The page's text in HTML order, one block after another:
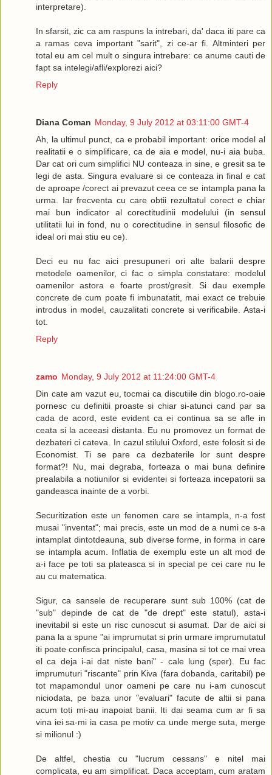
interpretare).
In sfarsit, zic ca am raspuns la intrebari, da' daca iti pare ca
a ramas ceva important "sarit", zi ce-ar fi. Altminteri per
total eu am cel mult o singura intrebare: ce anume cauti de
fapt sa intelegi/afli/explorezi aici?
Reply
Diana Coman Monday, 9 July 2012 at 03:11:00 GMT-4
Ah, la ultimul punct, ca e probabil important: orice model al
realitatii e o simplificare, ca de aia e model, nu-i aia buba.
Dar cat ori cum simplifici NU conteaza in sine, e gresit sa te
legi de asta. Singura evaluare si ce conteaza in final e cat
de aproape /corect ai prevazut ceea ce se intampla pana la
urma. Iar frecventa cu care obtii rezultatul corect e chiar
mai bun indicator al corectitudinii modelului (in sensul
utilitatii lui in fond, nu o corectitudine in sensul filosofic de
ideal ori mai stiu eu ce).
Deci eu nu fac aici presupuneri ori alte balarii despre
metodele oamenilor, ci fac o simpla constatare: modelul
oamenilor astora e foarte prost/gresit. Si dau exemple
concrete de cum poate fi imbunatatit, mai exact ce trebuie
introdus in model, cauzalitati concrete si verificabile. Asta-i
tot.
Reply
zamo Monday, 9 July 2012 at 11:24:00 GMT-4
Din cate am vazut eu, tocmai ca discutiile din blogo.ro-oaie
pornesc cu definitii proaste si chiar si-atunci cand par sa
cada de acord, este evident ca ei continua sa se afle in
ceata si la aceeasi distanta. Eu nu promovez un format de
dezbateri ci cateva. In cazul stilului Oxford, este folosit si de
Economist. Ti se pare ca dezbaterile lor sunt despre
format?! Nu, mai degraba, forteaza o mai buna definire
prealabila a notiunilor si evidentei si forteaza incepatorii sa
gandeasca inainte de a vorbi.
Securitization este un fenomen care se intampla, n-a fost
musai "inventat"; mai precis, este un mod de a numi ce s-a
intamplat dintotdeauna, sub diverse forme, in forma in care
se intampla acum. Inflatia de exemplu este un alt mod de
a-i face pe toti sa plateasca si in special pe cei care nu le
au cu matematica.
Sigur, ca sansele de recuperare sunt sub 100% (cat de
"sub" depinde de cat de "de drept" este statul), asta-i
inevitabil si este un risc cunoscut si asumat. Dar de aici si
pana la a spune "ai imprumutat si prin urmare imprumutatul
iti poate confisca principalul, casa, masina si tot ce mai vrea
el ca deja i-ai dat niste bani" - cale lung (sper). Eu fac
imprumuturi "riscante" prin Kiva (fara dobanda, caritabil) pe
tot mapamondul unor oameni pe care nu i-am cunoscut
niciodata, pe baza unor "evaluari" facute de altii si pana
acum toti mi-au inapoiat banii. Iti dai seama cum ar fi sa
vina iei sa-mi ia casa pe motiv ca unde merge suta, merge
si milionul :)
De altfel, chestia cu "lucrum cessans" e nitel mai
complicata, eu am simplificat. Daca acceptam, cum aratam